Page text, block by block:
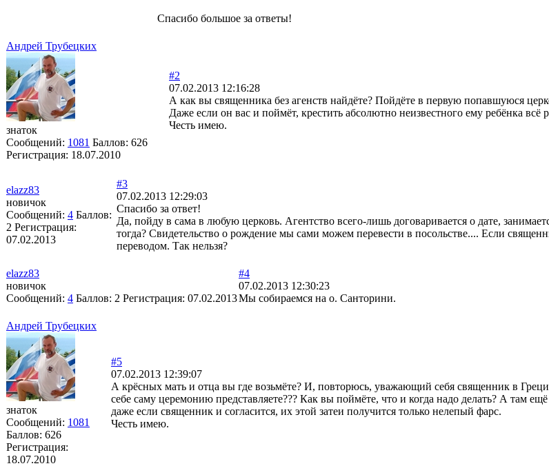
Спасибо большое за ответы!
Андрей Трубецких
знаток
Сообщений: 1081 Баллов: 626
Регистрация: 18.07.2010
#2
07.02.2013 12:16:28
А как вы священника без агенств найдёте? Пойдёте в первую попавшуюся
Даже если он вас и поймёт, крестить абсолютно неизвестного ему ребёнка всё
Честь имею.
elazz83
новичок
Сообщений: 4 Баллов:
2 Регистрация:
07.02.2013
#3
07.02.2013 12:29:03
Спасибо за ответ!
Да, пойду в сама в любую церковь. Агентство всего-лишь договаривается о дате,
тогда? Свидетельство о рождение мы сами можем перевести в посольстве.... Если
переводом. Так нельзя?
elazz83
новичок
Сообщений: 4 Баллов: 2 Регистрация: 07.02.2013
#4
07.02.2013 12:30:23
Мы собираемся на о. Санторини.
Андрей Трубецких
знаток
Сообщений: 1081
Баллов: 626
Регистрация:
18.07.2010
#5
07.02.2013 12:39:07
А крёсных мать и отца вы где возьмёте? И, повторюсь, уважающий себя священник в
себе саму церемонию представляете??? Как вы поймёте, что и когда надо делать? А там
даже если священник и согласится, их этой затеи получится только нелепый фарс.
Честь имею.